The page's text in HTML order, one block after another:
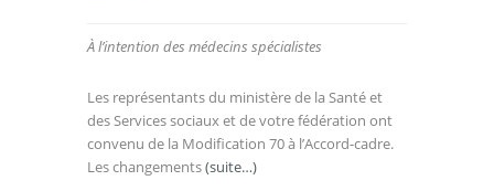
À l’intention des médecins spécialistes
Les représentants du ministère de la Santé et
des Services sociaux et de votre fédération ont
convenu de la Modification 70 à l’Accord-cadre.
Les changements(suite…)